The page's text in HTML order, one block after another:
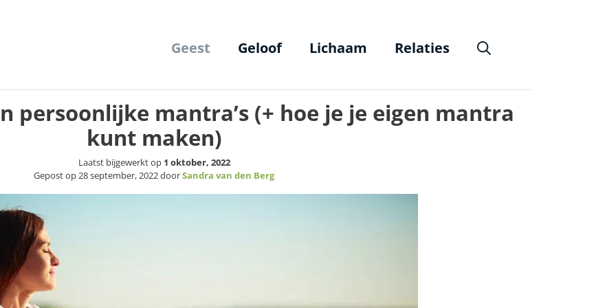
Geest Geloof Lichaam Relaties
persoonlijke mantra’s (+ hoe je je eigen mantra
kunt maken)
Laatst bijgewerkt op 1 oktober, 2022
Gepost op28 september, 2022doorSandra van den Berg